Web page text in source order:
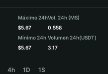
Máximo 24h
$5.67
Mínimo 24h
$5.67
Vol. 24h (MS)
0.558
Volumen 24h(USDT)
3.17
4h 1D 1S